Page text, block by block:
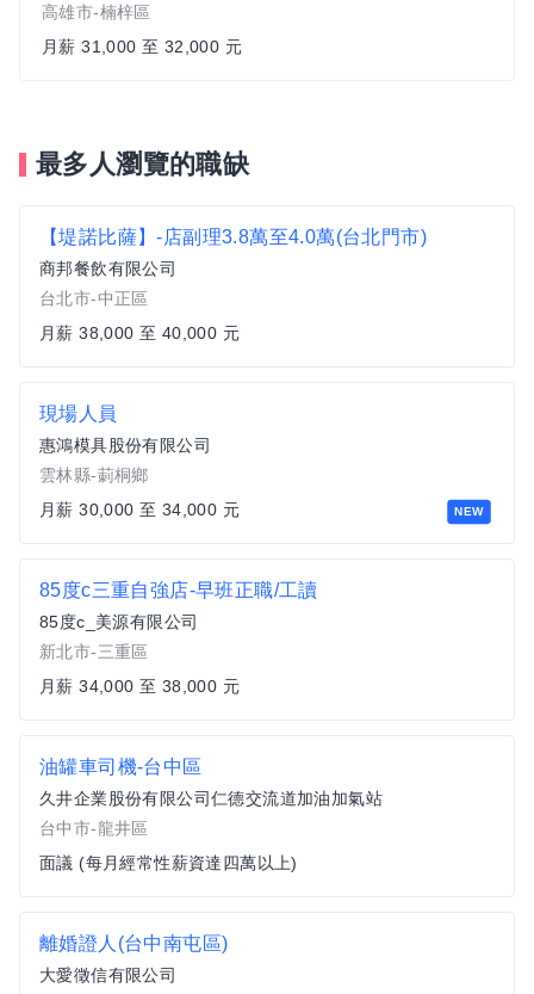
高雄市-楠梓區
月薪 31,000 至 32,000 元
最多人瀏覽的職缺
【堤諾比薩】-店副理3.8萬至4.0萬(台北門市)
商邦餐飲有限公司
台北市-中正區
月薪 38,000 至 40,000 元
NEW
現場人員
惠鴻模具股份有限公司
雲林縣-莿桐鄉
月薪 30,000 至 34,000 元
85度c三重自強店-早班正職/工讀
85度c_美源有限公司
新北市-三重區
月薪 34,000 至 38,000 元
油罐車司機-台中區
久井企業股份有限公司仁德交流道加油加氣站
台中市-龍井區
面議 (每月經常性薪資達四萬以上)
離婚證人(台中南屯區)
大愛徵信有限公司